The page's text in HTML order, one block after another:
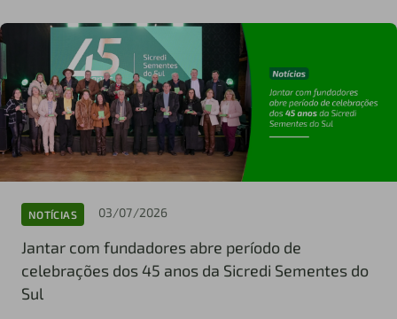
NOTÍCIAS 03/07/2026
Jantar com fundadores abre período de
celebrações dos 45 anos da Sicredi Sementes do
Sul